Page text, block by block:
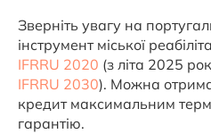
Зверніть увагу на
інструмент міської
IFRRU 2020 (з літа 2025
IFRRU 2030). Можна
кредит максимальним
гарантію.